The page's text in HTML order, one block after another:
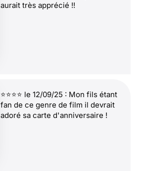
aurait très apprécié !!
⭐⭐⭐⭐ le 12/09/25 : Mon fils étant
fan de ce genre de film il devrait
adoré sa carte d'anniversaire !